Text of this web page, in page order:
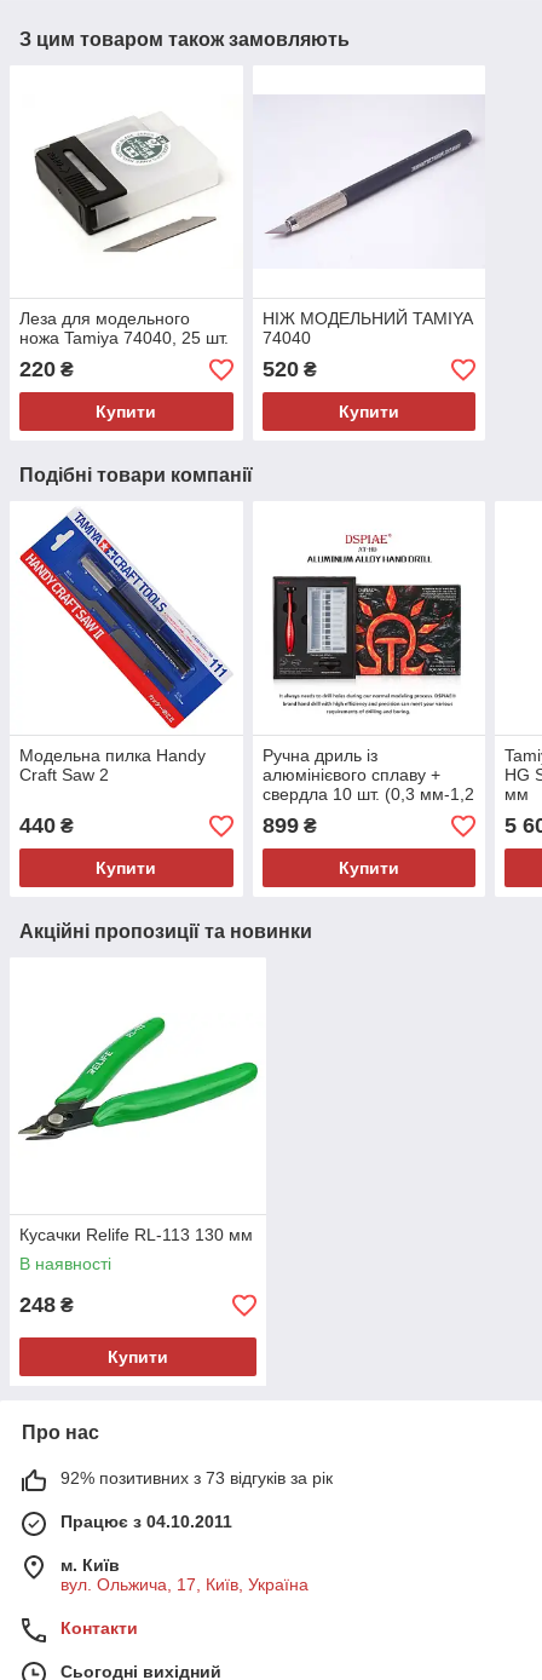
З цим товаром також замовляють
Леза для модельного
ножа Tamiya 74040, 25 шт.
220 ₴
Купити
НІЖ МОДЕЛЬНИЙ TAMIYA
74040
520₴
Купити
Подібні товари компанії
Модельна пилка Handy
Craft Saw 2
440 ₴
Купити
Ручна дриль із
алюмінієвого сплаву +
свердла 10 шт. (0,3 мм-1,2
899₴
Купити
HG
мм
5
Акційні пропозиції та новинки
Кусачки Relife RL-113 130 мм
В наявності
248 ₴
Купити
Про нас
92% позитивних з 73 відгуків за рік
Працює з 04.10.2011
м. Київ
вул. Ольжича, 17, Київ, Україна
Контакти
Сьогодні вихідний